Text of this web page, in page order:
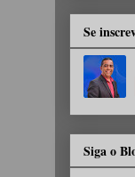
Se
Siga o